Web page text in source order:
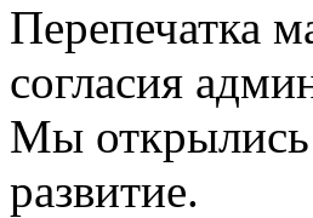
Перепечатка
согласия
Мы открылись
развитие.